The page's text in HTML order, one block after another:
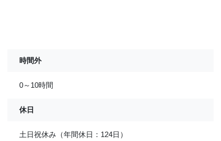
時間外
0～10時間
休日
土日祝休み（年間休日：124日）